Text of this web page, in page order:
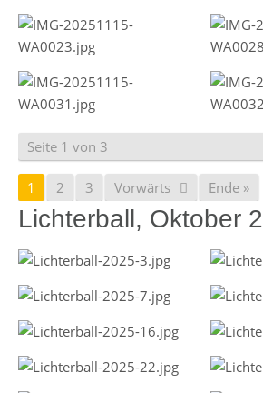
Seite 1 von 3
1 2 3 Vorwärts Ende »
Lichterball, Oktober